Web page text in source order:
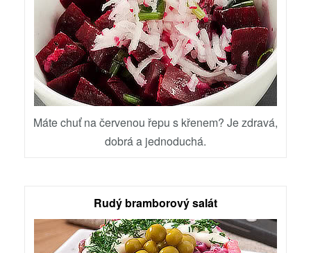
Máte chuť na červenou řepu s křenem? Je zdravá,
dobrá a jednoduchá.
Rudý bramborový salát